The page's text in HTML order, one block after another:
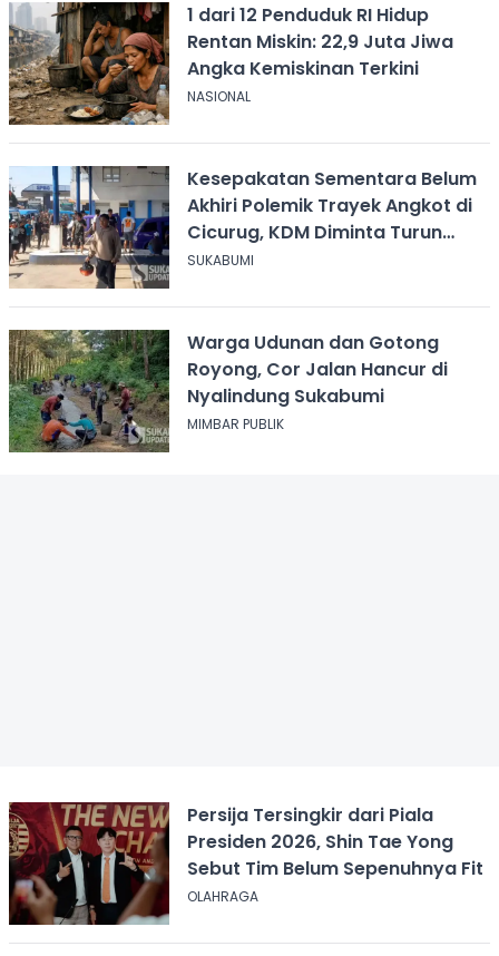
1 dari 12 Penduduk RI Hidup
Rentan Miskin: 22,9 Juta Jiwa
Angka Kemiskinan Terkini
NASIONAL
Kesepakatan Sementara Belum
Akhiri Polemik Trayek Angkot di
Cicurug, KDM Diminta Turun
Tangan
SUKABUMI
Warga Udunan dan Gotong
Royong, Cor Jalan Hancur di
Nyalindung Sukabumi
MIMBAR PUBLIK
Persija Tersingkir dari Piala
Presiden 2026, Shin Tae Yong
Sebut Tim Belum Sepenuhnya Fit
OLAHRAGA